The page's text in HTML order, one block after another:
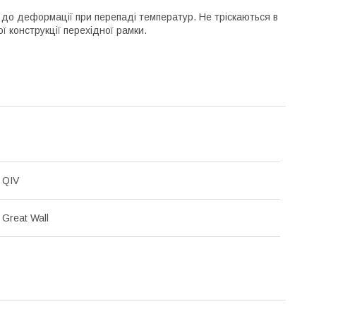
до деформації при перепаді температур. Не тріскаються в
перехідної рамки.
QIV
Great Wall